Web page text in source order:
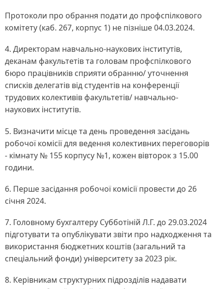
Протоколи про обрання подати до профспілкового
комітету (каб. 267, корпус 1) не пізніше 04.03.2024.
4. Директорам навчально-наукових інститутів,
деканам факультетів та головам профспілкового
бюро працівників сприяти обранню/ уточнення
списків делегатів від студентів на конференції
трудових колективів факультетів/ навчально-
наукових інститутів.
5. Визначити місце та день проведення засідань
робочої комісії для ведення колективних переговорів
- кімнату № 155 корпусу №1, кожен вівторок з 15.00
години.
6. Перше засідання робочої комісії провести до 26
січня 2024.
7. Головному бухгалтеру Субботіній Л.Г. до 29.03.2024
підготувати та опублікувати звіти про надходження та
використання бюджетних коштів (загальний та
спеціальний фонди) університету за 2023 рік.
8. Керівникам структурних підрозділів надавати